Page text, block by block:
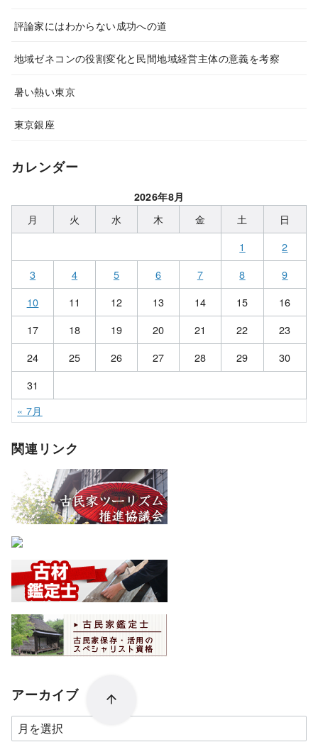
評論家にはわからない成功への道
地域ゼネコンの役割変化と民間地域経営主体の意義を考察
暑い熱い東京
東京銀座
カレンダー
2026年8月
月 火 水 木 金 土
日
1
2
3
4 5 6 7 8
9
10
11 12 13 14 15
16
17
18 19 20 21 22
23
24
25 26 27 28 29
30
31
« 7月
関連リンク
アーカイブ
ア